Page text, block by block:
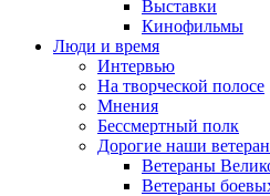
Выставки
Кинофильмы
Люди и время
Интервью
На творческой полосе
Мнения
Бессмертный полк
Дорогие наши
Ветераны
Ветераны